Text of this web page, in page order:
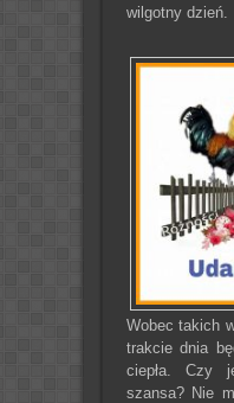
wilgotny dzień.
Wobec takich
trakcie dnia
ciepła. Czy
szansa? Nie